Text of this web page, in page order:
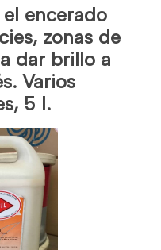
encerado
zonas de
dar brillo a
Varios
5 l.